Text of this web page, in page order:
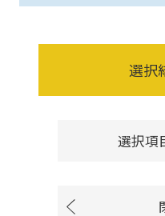
選択
選択項